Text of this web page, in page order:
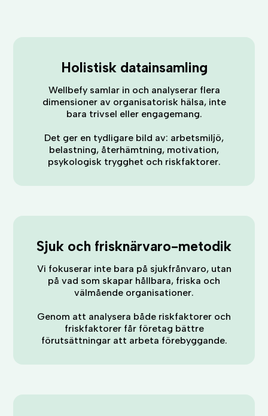
Holistisk datainsamling
Wellbefy samlar in och analyserar flera
dimensioner av organisatorisk hälsa, inte
bara trivsel eller engagemang.
Det ger en tydligare bild av: arbetsmiljö,
belastning, återhämtning, motivation,
psykologisk trygghet och riskfaktorer.
Sjuk och frisknärvaro-metodik
Vi fokuserar inte bara på sjukfrånvaro, utan
på vad som skapar hållbara, friska och
välmående organisationer.
Genom att analysera både riskfaktorer och
friskfaktorer får företag bättre
förutsättningar att arbeta förebyggande.